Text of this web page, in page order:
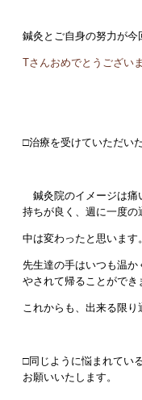
鍼灸とご自身の努力が今
Tさんおめでとうござい
□治療を受けていただい
鍼灸院のイメージは痛
持ちが良く、週に一度の
中は変わったと思います。
先生達の手はいつも温
やされて帰ることができ
これからも、出来る限り
□同じように悩まれてい
お願いいたします。